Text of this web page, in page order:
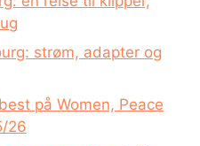
strøm, adapter og
på Women, Peace
26